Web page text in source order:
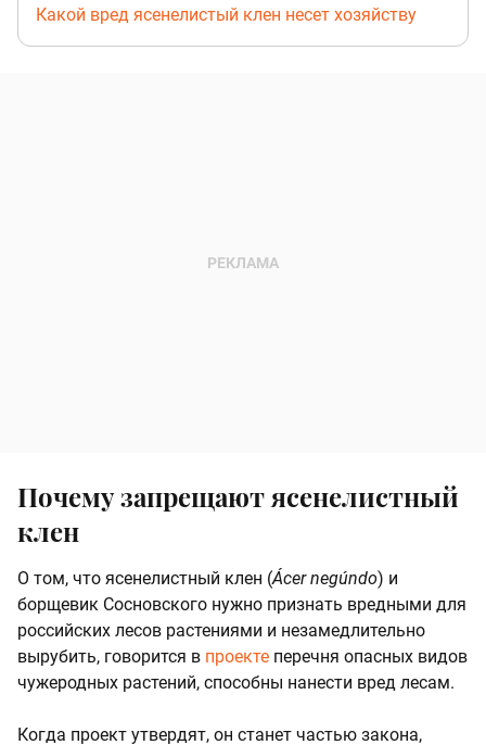
Какой вред ясенелистый клен несет хозяйству
Почему запрещают ясенелистный
клен
О том, что ясенелистный клен (Ácer negúndo) и
борщевик Сосновского нужно признать вредными для
российских лесов растениями и незамедлительно
вырубить, говорится в проекте перечня опасных видов
чужеродных растений, способны нанести вред лесам.
Когда проект утвердят, он станет частью закона,